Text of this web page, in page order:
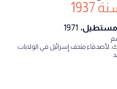
1971
لأصدقاء متحف إسرائيل في الولايات